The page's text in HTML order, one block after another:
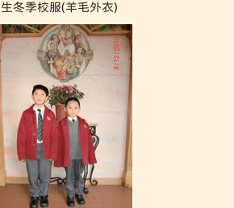
冬季校服(羊毛外衣)